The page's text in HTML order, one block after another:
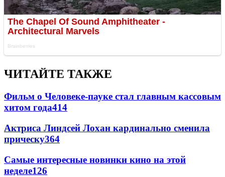
ЧИТАЙТЕ ТАКЖЕ
Фильм о Человеке-пауке стал главным кассовым
хитом года414
Актриса Линдсей Лохан кардинально сменила
прическу364
Самые интересные новинки кино на этой
неделе126